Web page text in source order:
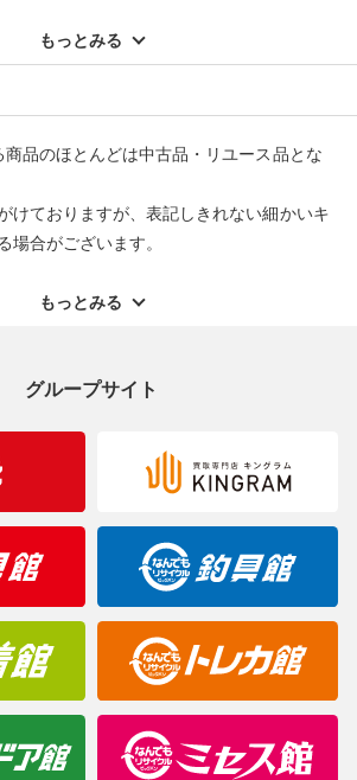
で対応いたします。
入頂いた商品は、店頭での返品はお受け
品の修理及び交換に関しては承ることがで
もっとみる
品のほとんどは中古品・リユース品とな
けておりますが、表記しきれない細かいキ
場合がございます。
うお願い申し上げます。
了承ください。
、当社が判断した名称を掲載しています。
名と異なることもあります。色調などご不
らご購入前にお問い合わせください。
もっとみる
グループサイト